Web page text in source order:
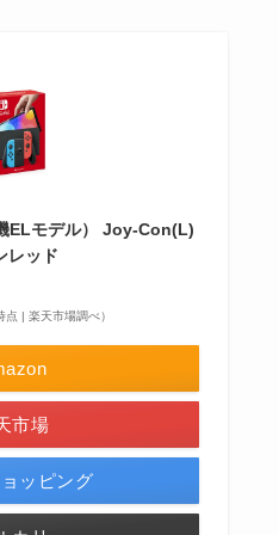
ELモデル） Joy-Con(L)
レッド
| 楽天市場調べ）
市場
ッピング